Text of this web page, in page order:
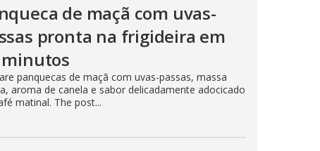
de maçã com uvas-
pronta na frigideira em
panquecas de maçã com uvas-passas, massa
aroma de canela e sabor delicadamente adocicado
matinal. The post...